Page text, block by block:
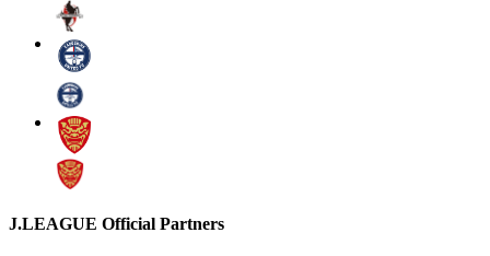
J.LEAGUE Official Partners